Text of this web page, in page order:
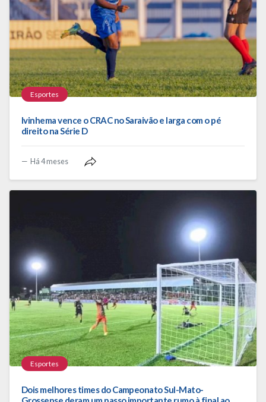
Esportes
Ivinhema vence o CRAC no Saraivão e larga com o pé
direito na Série D
Há 4 meses
Esportes
Dois melhores times do Campeonato Sul-Mato-